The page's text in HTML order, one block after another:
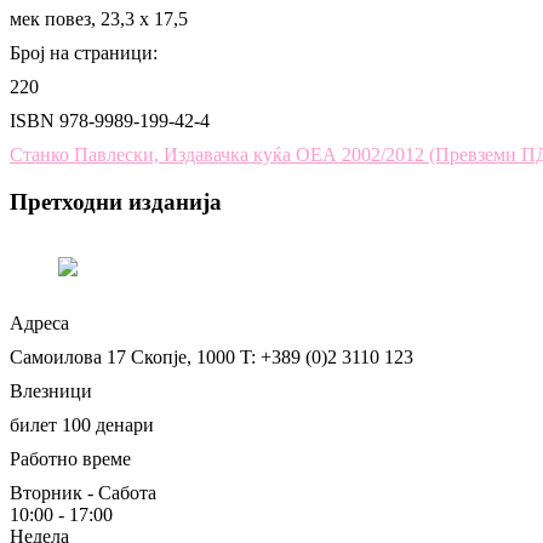
мек повез, 23,3 х 17,5
Број на страници:
220
ISBN 978-9989-199-42-4
Станко Павлески, Издавачка куќа ОЕА 2002/2012 (Превземи
Претходни изданија
Адреса
Самоилова 17 Скопје, 1000 T: +389 (0)2 3110 123
Влезници
билет 100 денари
Работно време
Вторник - Сабота
10:00 - 17:00
Недела